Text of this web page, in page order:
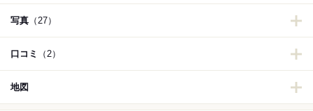
写真 （27）
口コミ （2）
地図